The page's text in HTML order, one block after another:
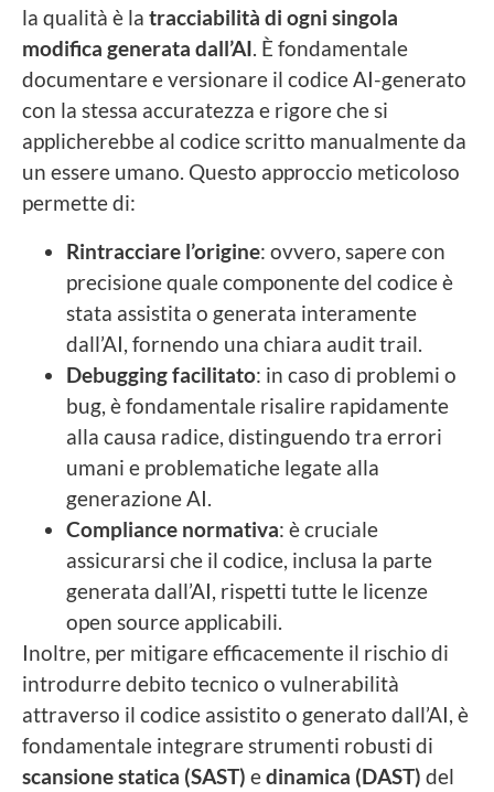
la qualità è la tracciabilità di ogni singola
modifica generata dall’AI. È fondamentale
documentare e versionare il codice AI-generato
con la stessa accuratezza e rigore che si
applicherebbe al codice scritto manualmente da
un essere umano. Questo approccio meticoloso
permette di:
Rintracciare l’origine: ovvero, sapere con
precisione quale componente del codice è
stata assistita o generata interamente
dall’AI, fornendo una chiara audit trail.
Debugging facilitato: in caso di problemi o
bug, è fondamentale risalire rapidamente
alla causa radice, distinguendo tra errori
umani e problematiche legate alla
generazione AI.
Compliance normativa: è cruciale
assicurarsi che il codice, inclusa la parte
generata dall’AI, rispetti tutte le licenze
open source applicabili.
Inoltre, per mitigare efficacemente il rischio di
introdurre debito tecnico o vulnerabilità
attraverso il codice assistito o generato dall’AI, è
fondamentale integrare strumenti robusti di
scansione statica (SAST) edinamica (DAST) del